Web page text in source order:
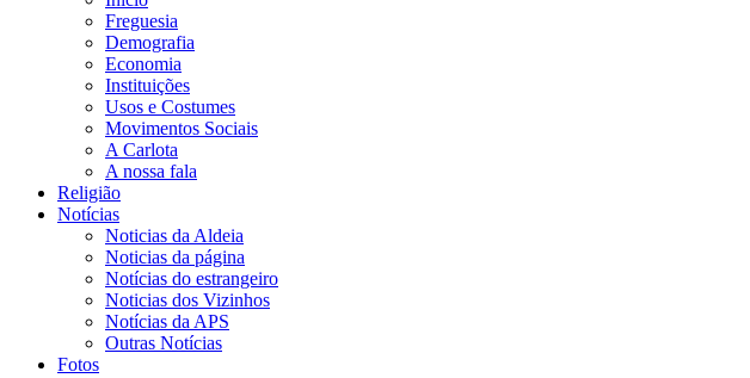
Freguesia
Demografia
Economia
Instituições
Usos e Costumes
Movimentos Sociais
A Carlota
A nossa fala
Religião
Notícias
Noticias da Aldeia
Noticias da página
Notícias do estrangeiro
Noticias dos Vizinhos
Notícias da APS
Outras Notícias
Fotos